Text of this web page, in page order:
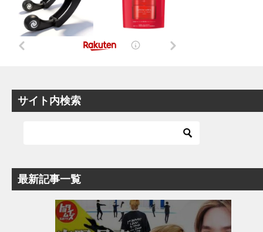
サイト内検索
最新記事一覧